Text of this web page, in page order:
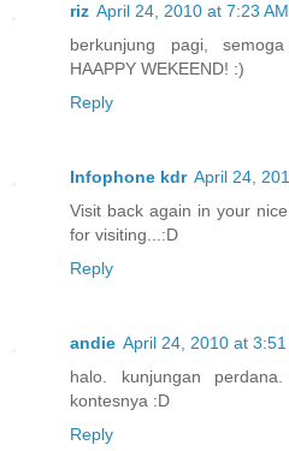
riz April 24, 2010 at 7:23 AM
berkunjung pagi,
HAAPPY WEKEEND! :)
Reply
Infophone kdr April 24,
Visit back again in your
for visiting...:D
Reply
andie April 24, 2010 at 3:51
halo. kunjungan
kontesnya :D
Reply